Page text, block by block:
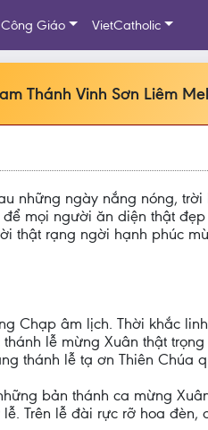
Giáo VietCatholic
Thánh Vinh Sơn Liêm
những ngày nắng nóng,
mọi người ăn diện thật
thật rạng ngời hạnh phúc
Chạp âm lịch. Thời khắc
lễ mừng Xuân thật
thánh lễ tạ ơn Thiên Chúa
bản thánh ca mừng
Trên lễ đài rực rỡ hoa